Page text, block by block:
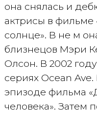
она снялась и
актрисы в фильме
солнце». В не м
близнецов Мэри
Олсон. В 2002
сериях Ocean
эпизоде фильма
человека». Затем